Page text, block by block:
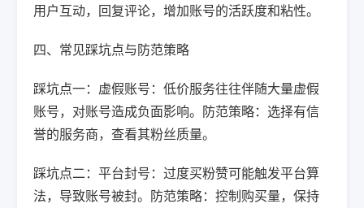
用户互动，回复评论，增加账号的活跃度和粘性。
四、常见踩坑点与防范策略
踩坑点一：虚假账号：低价服务往往伴随大量虚假
账号，对账号造成负面影响。防范策略：选择有信
誉的服务商，查看其粉丝质量。
踩坑点二：平台封号：过度买粉赞可能触发平台算
法，导致账号被封。防范策略：控制购买量，保持